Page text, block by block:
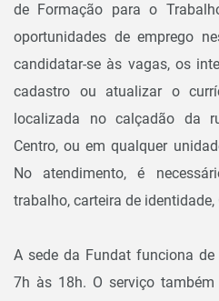
de Formação para o
oportunidades de emprego
candidatar-se às vagas, os
cadastro ou atualizar o
localizada no calçadão da
Centro, ou em qualquer
No atendimento, é
trabalho, carteira de identidade,
A sede da Fundat funciona
7h às 18h. O serviço